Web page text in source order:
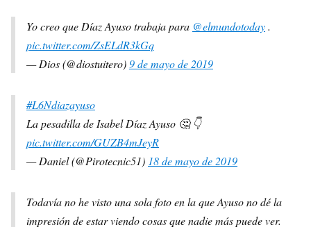
Yo creo que Díaz Ayuso trabaja para @elmundotoday.
pic.twitter.com/ZsELdR3kGq
— Dios (@diostuitero) 9 de mayo de 2019
#L6Ndiazayuso
La pesadilla de Isabel Díaz Ayuso 🤔 👇
pic.twitter.com/GUZB4mJeyR
— Daniel (@Pirotecnic51) 18 de mayo de 2019
Todavía no he visto una sola foto en la que Ayuso no dé la
impresión de estar viendo cosas que nadie más puede ver.